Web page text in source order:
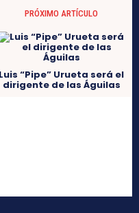
PRÓXIMO ARTÍCULO
Luis “Pipe” Urueta será el
dirigente de las Águilas